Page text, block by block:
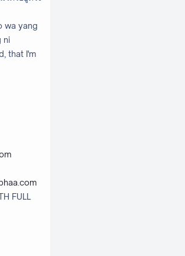
wa yang
ni
that I'm
FULL